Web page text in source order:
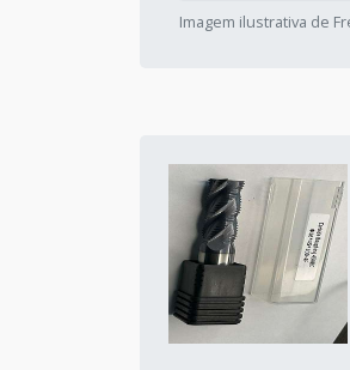
Imagem ilustrativa de